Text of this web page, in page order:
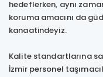
hedeflerken, aynı
koruma amacını da
kanaatindeyiz.
Kalite standartlarına
İzmir personel